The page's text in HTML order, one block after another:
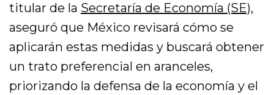
titular de la Secretaría de Economía (SE),
aseguró que México revisará cómo se
aplicarán estas medidas y buscará obtener
un trato preferencial en aranceles,
priorizando la defensa de la economía y el